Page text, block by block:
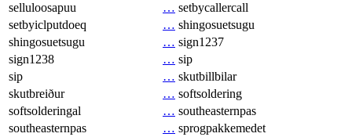
selluloosapuu
… setbycallercall
setbyiclputdoeq
… shingosuetsugu
shingosuetsugu
… sign1237
sign1238
… sip
sip
… skutbillbilar
skutbreiður
… softsoldering
softsolderingal
… southeasternpas
southeasternpas
… sprogpakkemedet